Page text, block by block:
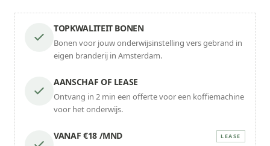
TOPKWALITEIT BONEN
Bonen voor jouw onderwijsinstelling vers gebrand in
eigen branderij in Amsterdam.
AANSCHAF OF LEASE
Ontvang in 2 min een offerte voor een koffiemachine
voor het onderwijs.
VANAF €18 /MND LEASE